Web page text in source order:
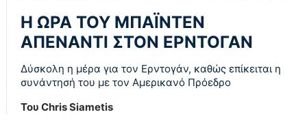
Η ΩΡΑ ΤΟΥ ΜΠΑΪΝΤΕΝ
ΑΠΕΝΑΝΤΙ ΣΤΟΝ ΕΡΝΤΟΓΑΝ
Δύσκολη η μέρα για τον Ερντογάν, καθώς επίκειται η
συνάντησή του με τον Αμερικανό Πρόεδρο
Του Chris Siametis